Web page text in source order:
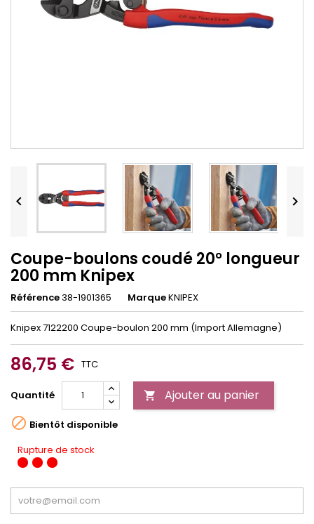
 
Coupe-boulons coudé 20° longueur
200 mm Knipex
Référence38-1901365 MarqueKNIPEX
Knipex 7122200 Coupe-boulon 200 mm (Import Allemagne)
86,75 € TTC
Quantité  Ajouter au panier
 Bientôt disponible
Rupture de stock